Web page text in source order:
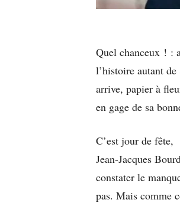
Quel chanceux ! :
l’histoire autant
arrive, papier à
en gage de sa
C’est jour de fête,
Jean-Jacques
constater le
pas. Mais comme